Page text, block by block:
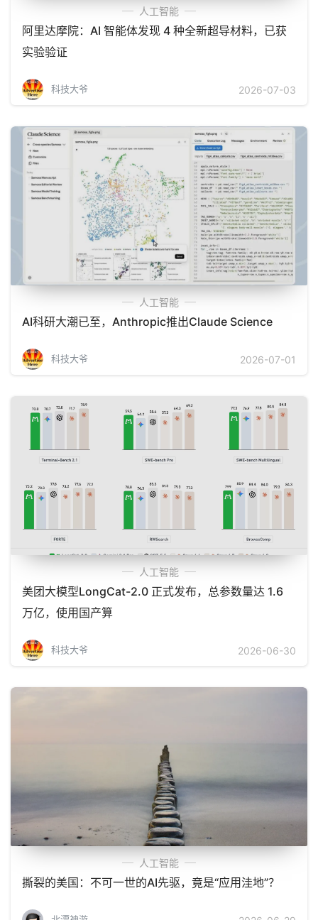
人工智能
阿里达摩院：AI 智能体发现 4 种全新超导材料，已获
实验验证
科技大爷 2026-07-03
人工智能
AI科研大潮已至，Anthropic推出Claude Science
科技大爷 2026-07-01
人工智能
美团大模型LongCat-2.0 正式发布，总参数量达 1.6
万亿，使用国产算
科技大爷 2026-06-30
人工智能
撕裂的美国：不可一世的AI先驱，竟是“应用洼地”？